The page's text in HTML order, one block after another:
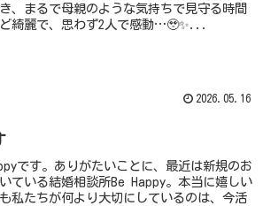
、まるで母親のような気持ちで見守る時間
綺麗で、思わず2人で感動…🥹✨...
2026.05.16
です。ありがたいことに、最近は新規のお
ている結婚相談所Be Happy。本当に嬉しい
私たちが何より大切にしているのは、今活